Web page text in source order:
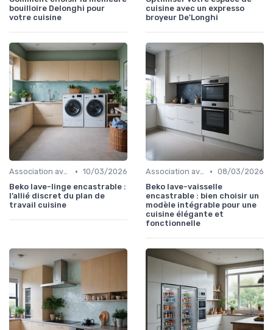
bouilloire Delonghi pour
votre cuisine
cuisine avec un expresso
broyeur De'Longhi
Association avec les Armoires de Cuisine • 10/03/2026
Beko lave-linge encastrable :
l’allié discret du plan de
travail cuisine
Association avec les Armoires de Cuisine • 08/03/2026
Beko lave-vaisselle
encastrable : bien choisir un
modèle intégrable pour une
cuisine élégante et
fonctionnelle